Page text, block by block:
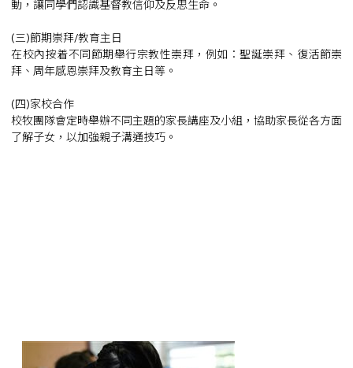
動，讓同學們認識基督教信仰及反思生命。
(三)節期崇拜/教育主日
在校內按着不同節期舉行宗教性崇拜，例如：聖誕崇拜、復活節崇
拜、周年感恩崇拜及教育主日等。
(四)家校合作
校牧團隊會定時舉辦不同主題的家長講座及小組，協助家長從各方面
了解子女，以加強親子溝通技巧。